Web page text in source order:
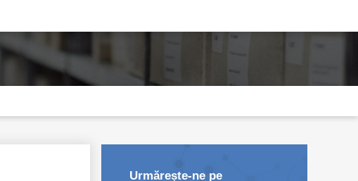
Urmărește-ne pe